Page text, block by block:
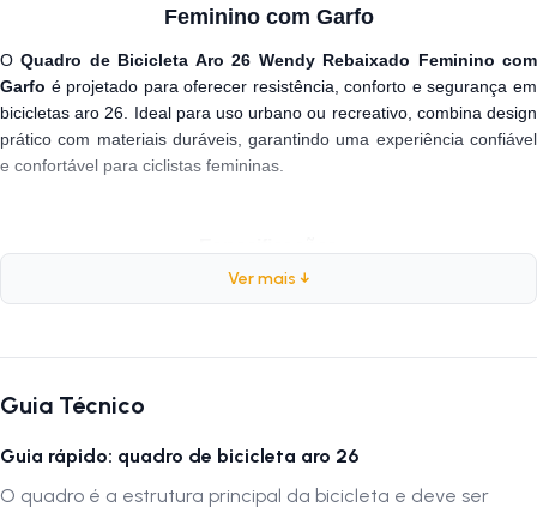
Feminino com Garfo
OQuadro de Bicicleta Aro 26 Wendy Rebaixado Feminino com
Garfo é projetado para oferecer resistência, conforto e segurança em
bicicletas aro 26. Ideal para uso urbano ou recreativo, combina design
prático com materiais duráveis, garantindo uma experiência confiável
e confortável para ciclistas femininas.
Aro:26
Ver mais ↓
Guia Técnico
Guia rápido: quadro de bicicleta aro 26
O quadro é a estrutura principal da bicicleta e deve ser